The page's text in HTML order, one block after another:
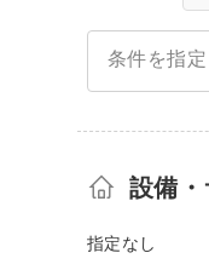
条件を指
設備
指定なし